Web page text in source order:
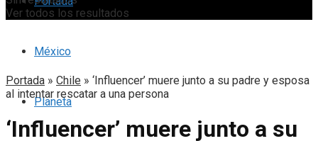
México
Planeta
Ver todos los resultados
Portada » Chile » ‘Influencer’ muere junto a su padre y esposa
al intentar rescatar a una persona
‘Influencer’ muere junto a su